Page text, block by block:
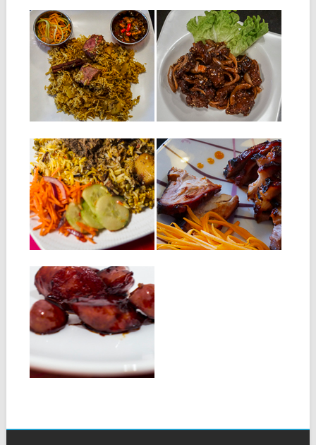
04.11.15
BRIYANI DE
POISSON
INGRÉDIENTS: 750 g de
poisson ferme, par exemple
du thon, coupé...
12.10.15
BŒUF
CROUSTILLANT
AU SÉSAME
Bœuf Croustillant Ingrédients:
850 g de bœuf coupé en
lamelles 2...
▶
27.03.15
BRIYANI DE BŒUF
Ingrédients: 1 kg de viande de
boeuf coupée en gros
morceaux...
▶
24.02.15
PORC LAQUÉ :
CHAR SIU
Ingrédients : 1 kg de filet
mignon de porc 2...
▶
28.05.14
SAUCISSE DOUCE
ROTIE AU MIEL
INGREDIENTS:
Une saucisses chinoises